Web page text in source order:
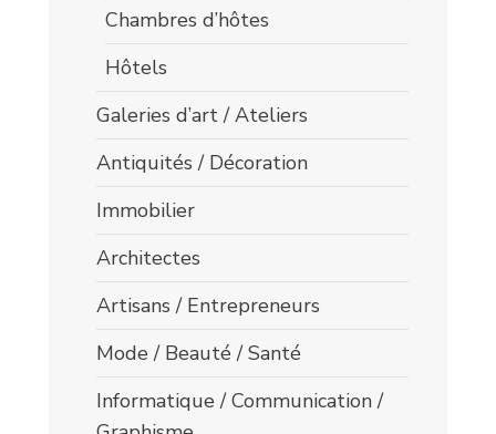
Chambres d’hôtes
Hôtels
Galeries d’art / Ateliers
Antiquités / Décoration
Immobilier
Architectes
Artisans / Entrepreneurs
Mode / Beauté / Santé
Informatique / Communication /